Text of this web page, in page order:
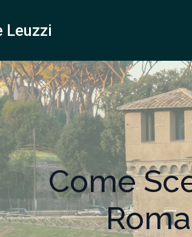
Leuzzi
Come